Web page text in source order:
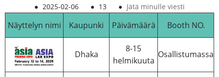
● 2025-02-06 ● 13 ● Jätä minulle viesti
Näyttelyn nimi Kaupunki Päivämäärä Booth NO.
Dhaka
8-15
helmikuuta
Osallistumassa